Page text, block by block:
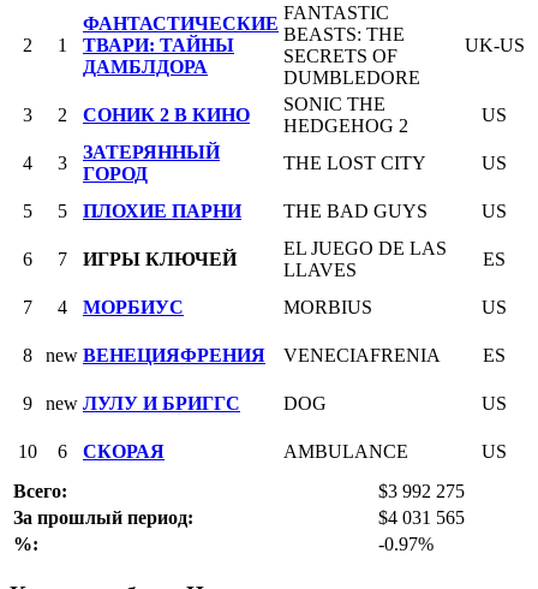
2 1
ФАНТАСТИЧЕСКИЕ
ТВАРИ: ТАЙНЫ
ДАМБЛДОРА
FANTASTIC
BEASTS: THE
SECRETS OF
DUMBLEDORE
UK-US
3 2 СОНИК 2 В КИНО
SONIC THE
HEDGEHOG 2
US
4 3
ЗАТЕРЯННЫЙ
ГОРОД
THE LOST CITY US
5 5 ПЛОХИЕ ПАРНИ THE BAD GUYS US
6 7 ИГРЫ КЛЮЧЕЙ
EL JUEGO DE LAS
LLAVES
ES
7 4 МОРБИУС MORBIUS US
8 new ВЕНЕЦИЯФРЕНИЯ VENECIAFRENIA ES
9 new ЛУЛУ И БРИГГС DOG US
10 6 СКОРАЯ AMBULANCE
US
Всего:
$3 992 275
За прошлый период:
$4 031 565
%:
-0.97%